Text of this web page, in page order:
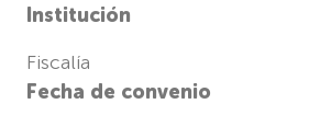
Institución
Fiscalía
Fecha de convenio